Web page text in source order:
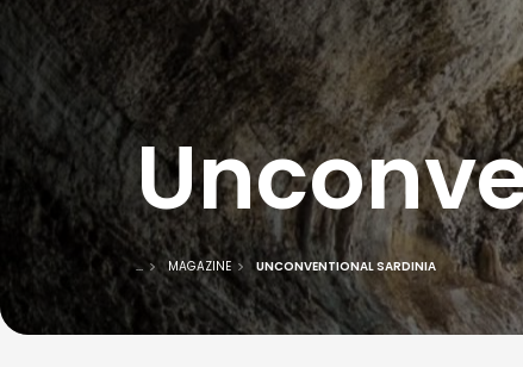
... MAGAZINE UNCONVENTIONAL SARDINIA